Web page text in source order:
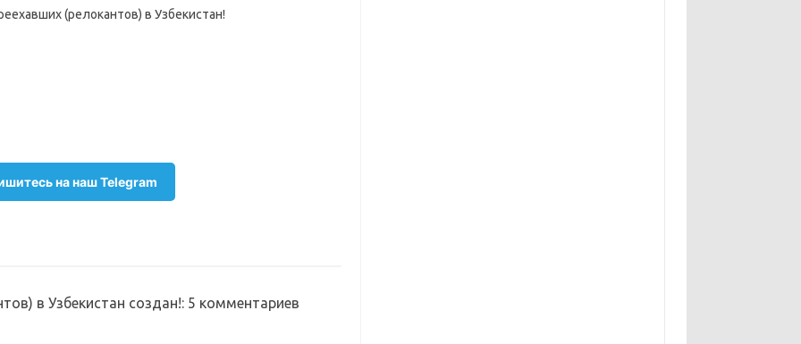
(релокантов) в Узбекистан!
на наш Telegram
в Узбекистан создан!: 5 комментариев